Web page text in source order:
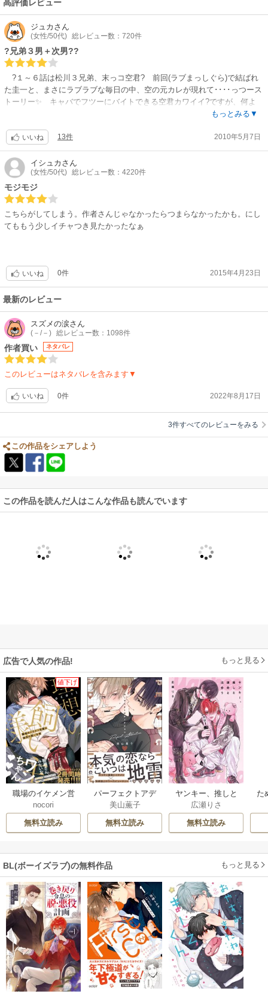
高評価レビュー
ジュカ さん
(女性/50代) 総レビュー数：720件
?兄弟３男＋次男??
?１～６話は松川３兄弟、末っコ空君? 前回(ラブまっしぐら)で結ばれ
た圭一と、まさにラブラブな毎日の中、空の元カレが現れて････っつース
トーリー✨ キャバでフツーにバイトできる空君カワイイ?ですが、何よ
り、大人(32才社長)の圭一がカッコイイですね✨ ゲイのアイデンティテ
も恋には悩んじゃったりして、カワイイとこも?
７、８話は２人でラブラブ温泉? ９、10話は次男、海×子持ち保育
士?守ストーリー? 育児と恋愛の両立お悩み編?
長男✨光の天然炸裂?な学園モノと違い、悩んだり迷ったりしながら愛を
育む次男、三男のストーリーは、チョビッと大人っぽいBLで萌えますね✨
もっとみる▼
いいね 13件 2010年5月7日
イシュカ さん
(女性/50代) 総レビュー数：4220件
モジモジ
こちらがしてしまう。作者さんじゃなかったらつまらなかったかも。にし
てももう少しイチャつき見たかったなぁ
いいね 0件 2015年4月23日
最新のレビュー
スズメの涙さん
(－/－) 総レビュー数：1098件
作者買い ネタバレ
このレビューはネタバレを含みます▼
いいね 0件 2022年8月17日
3件すべてのレビューをみる
この作品をシェアしよう
この作品を読んだ人はこんな作品も読んでいます
広告で人気の作品! もっと見る
値下げ
職場のイケメン営
業は理想の飼い主
様【単行本版】
nocori
無料立読み
パーフェクトアデ
ィクション
美山薫子
無料立読み
ヤンキー、推しと
運命と出会う
広瀬りさ
無料立読み
た
BL(ボーイズラブ)の無料作品 もっと見る